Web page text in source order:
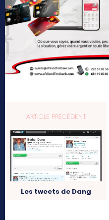
ARTICLE PRÉCÉDENT
Les tweets de Dang